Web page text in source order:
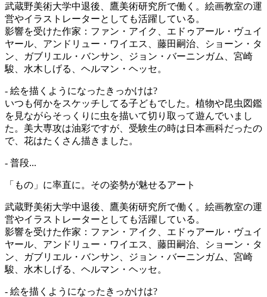
武蔵野美術大学中退後、鷹美術研究所で働く。絵画教室の運
営やイラストレーターとしても活躍している。
影響を受けた作家：ファン・アイク、エドゥアール・ヴュイ
ヤール、アンドリュー・ワイエス、藤田嗣治、ショーン・タ
ン、ガブリエル・バンサン、ジョン・バーニンガム、宮崎
駿、水木しげる、ヘルマン・ヘッセ。
- 絵を描くようになったきっかけは?
いつも何かをスケッチしてる子どもでした。植物や昆虫図鑑
を見ながらそっくりに虫を描いて切り取って遊んでいまし
た。美大専攻は油彩ですが、受験生の時は日本画科だったの
で、花はたくさん描きました。
- 普段...
「もの」に率直に。その姿勢が魅せるアート
武蔵野美術大学中退後、鷹美術研究所で働く。絵画教室の運
営やイラストレーターとしても活躍している。
影響を受けた作家：ファン・アイク、エドゥアール・ヴュイ
ヤール、アンドリュー・ワイエス、藤田嗣治、ショーン・タ
ン、ガブリエル・バンサン、ジョン・バーニンガム、宮崎
駿、水木しげる、ヘルマン・ヘッセ。
- 絵を描くようになったきっかけは?